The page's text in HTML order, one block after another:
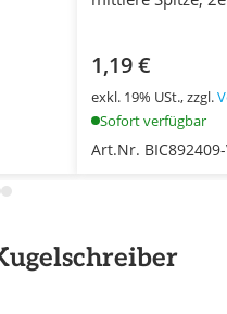
1,19 €
exkl. 19% USt., zzgl.
Sofort verfügbar
Art.Nr. BIC892409-